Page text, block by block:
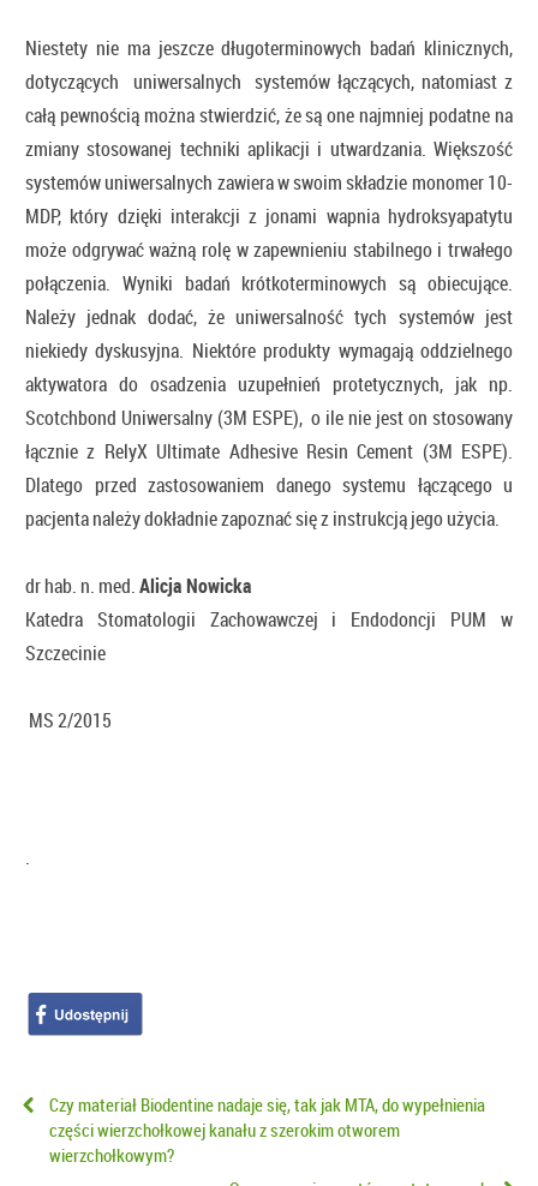
Niestety nie ma jeszcze długo­terminowych badań klinicznych,
dotyczących uniwersalnych systemów łączących, natomiast z
całą pewnością można stwierdzić, że są one najmniej podatne na
zmiany stosowanej techniki aplikacji i utwardzania. Większość
systemów uniwersalnych zawiera w swoim składzie monomer 10-
MDP, który dzięki interakcji z jonami wapnia hydroksyapatytu
może odgrywać ważną rolę w zapewnieniu stabilnego i trwałego
połączenia. Wyniki badań krótkoterminowych są obiecujące.
Należy jednak dodać, że uniwersalność tych systemów jest
niekiedy dyskusyjna. Niektóre produkty wymagają oddzielnego
aktywatora do osadzenia uzupełnień protetycznych, jak np.
Scotchbond Uniwersalny (3M ESPE), o ile nie jest on stosowany
łącznie z RelyX Ultimate Adhesive Resin Cement (3M ESPE).
Dlatego przed zastosowaniem danego systemu łączącego u
pacjenta należy dokładnie zapoznać się z instrukcją jego użycia.
dr hab. n. med.Alicja Nowicka
Katedra Stomatologii Zachowawczej i Endodoncji PUM w
Szczecinie
MS 2/2015
.
Czy materiał Biodentine nadaje się, tak jak MTA, do wypełnienia
części wierzchołkowej kanału z szerokim otworem
wierzchołkowym?